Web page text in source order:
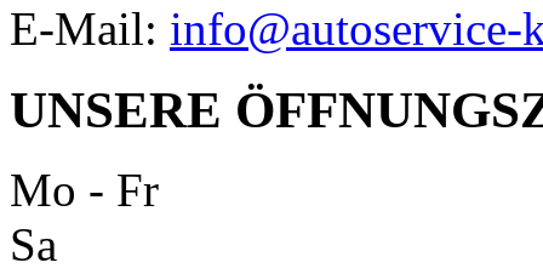
E-Mail: info@autoservice-
UNSERE
Mo - Fr
Sa